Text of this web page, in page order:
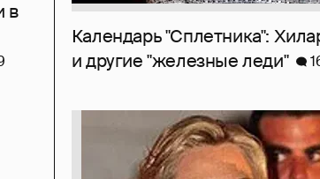
в
Календарь "Сплетника":
и другие "железные леди"